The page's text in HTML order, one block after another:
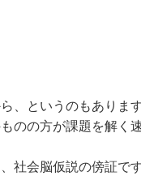
、というのもあります
のの方が課題を解く
社会脳仮説の傍証です